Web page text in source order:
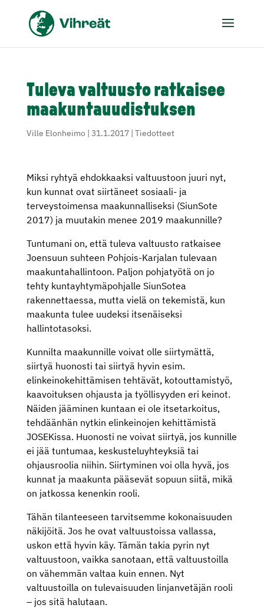
Tuleva valtuusto ratkaisee
maakuntauudistuksen
Ville Elonheimo | 31.1.2017| Tiedotteet
Miksi ryhtyä ehdokkaaksi valtuustoon juuri nyt,
kun kunnat ovat siirtäneet sosiaali- ja
terveystoimensa maakunnalliseksi (SiunSote
2017) ja muutakin menee 2019 maakunnille?
Tuntumani on, että tuleva valtuusto ratkaisee
Joensuun suhteen Pohjois-Karjalan tulevaan
maakuntahallintoon. Paljon pohjatyötä on jo
tehty kuntayhtymäpohjalle SiunSotea
rakennettaessa, mutta vielä on tekemistä, kun
maakunta tulee uudeksi itsenäiseksi
hallintotasoksi.
Kunnilta maakunnille voivat olle siirtymättä,
siirtyä huonosti tai siirtyä hyvin esim.
elinkeinokehittämisen tehtävät, kotouttamistyö,
kaavoituksen ohjausta ja työllisyyden eri keinot.
Näiden jääminen kuntaan ei ole itsetarkoitus,
tehdäänhän nytkin elinkeinojen kehittämistä
JOSEKissa. Huonosti ne voivat siirtyä, jos kunnille
ei jää tuntumaa, keskusteluyhteyksiä tai
ohjausroolia niihin. Siirtyminen voi olla hyvä, jos
kunnat ja maakunta pääsevät sopuun siitä, mikä
on jatkossa kenenkin rooli.
Tähän tilanteeseen tarvitsemme kokonaisuuden
näkijöitä. Jos he ovat valtuustoissa vallassa,
uskon että hyvin käy. Tämän takia pyrin nyt
valtuustoon, vaikka sanotaan, että valtuustoilla
on vähemmän valtaa kuin ennen. Nyt
valtuustoilla on tulevaisuuden linjanvetäjän rooli
– jos sitä halutaan.